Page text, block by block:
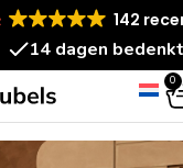
142
14 dagen
0